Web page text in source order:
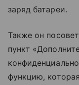
заряд батареи.
Также он
пункт
функцию,